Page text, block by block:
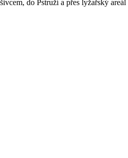
do Pstruží a přes lyžařský